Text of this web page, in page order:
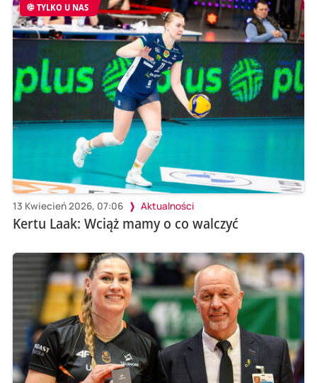
TYLKO U NAS
13 Kwiecień 2026, 07:06 Aktualności
Kertu Laak: Wciąż mamy o co walczyć